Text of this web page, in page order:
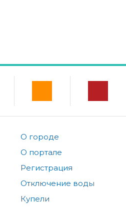
О городе
О портале
Регистрация
Отключение воды
Купели